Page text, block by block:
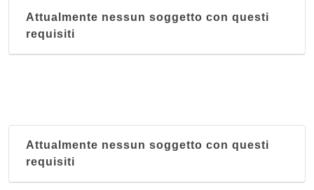
Attualmente nessun soggetto con questi
requisiti
Attualmente nessun soggetto con questi
requisiti